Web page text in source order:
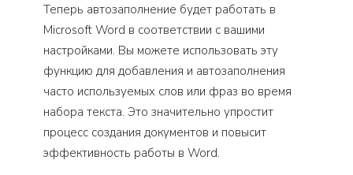
Теперь автозаполнение будет работать в
Microsoft Word в соответствии с вашими
настройками. Вы можете использовать эту
функцию для добавления и автозаполнения
часто используемых слов или фраз во время
набора текста. Это значительно упростит
процесс создания документов и повысит
эффективность работы в Word.